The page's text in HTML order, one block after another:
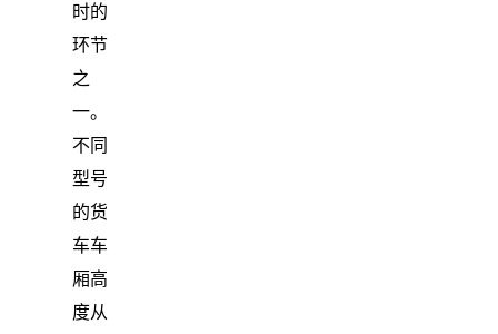
时的
环节
之
一。
不同
型号
的货
车车
厢高
度从